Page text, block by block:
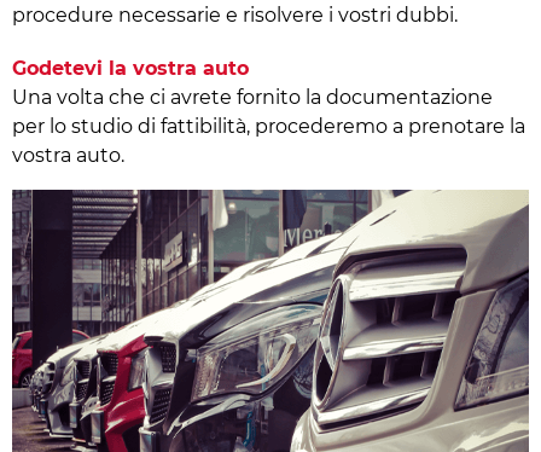
procedure necessarie e risolvere i vostri dubbi.
Godetevi la vostra auto
Una volta che ci avrete fornito la documentazione
per lo studio di fattibilità, procederemo a prenotare la
vostra auto.